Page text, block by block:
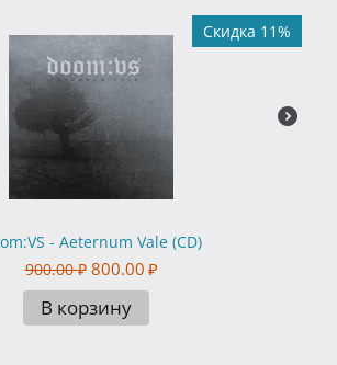
Скидка 11%
- Aeternum Vale (CD)
900.00 ₽ 800.00 ₽
В корзину